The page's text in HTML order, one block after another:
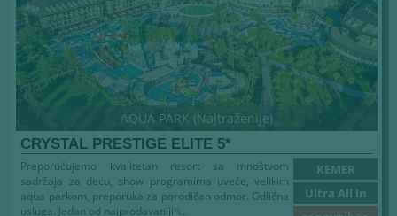
AQUA PARK (Najtraženije)
CRYSTAL PRESTIGE ELITE 5*
KEMER
Ultra All In
Preporučujemo kvalitetan resort sa mnoštvom
sadržaja za decu, show programima uveče, velikim
aqua parkom, preporuka za porodičan odmor. Odlična
usluga. Jedan od najprodavanijih...